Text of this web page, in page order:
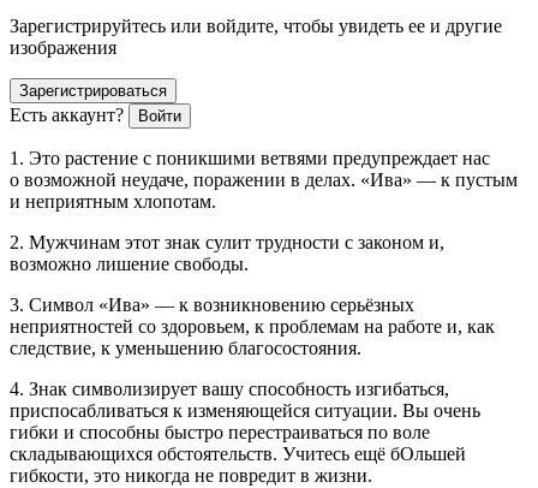
Зарегистрируйтесь или войдите, чтобы увидеть ее и другие
изображения
Зарегистрироваться
Есть аккаунт? Войти
1. Это растение с поникшими ветвями предупреждает нас
о возможной неудаче, поражении в делах. «Ива» — к пустым
и неприятным хлопотам.
2. Мужчинам этот знак сулит трудности с законом и,
возможно лишение свободы.
3. Символ «Ива» — к возникновению серьёзных
неприятностей со здоровьем, к проблемам на работе и, как
следствие, к уменьшению благосостояния.
4. Знак символизирует вашу способность изгибаться,
приспосабливаться к изменяющейся ситуации. Вы очень
гибки и способны быстро перестраиваться по воле
складывающихся обстоятельств. Учитесь ещё бОльшей
гибкости, это никогда не повредит в жизни.